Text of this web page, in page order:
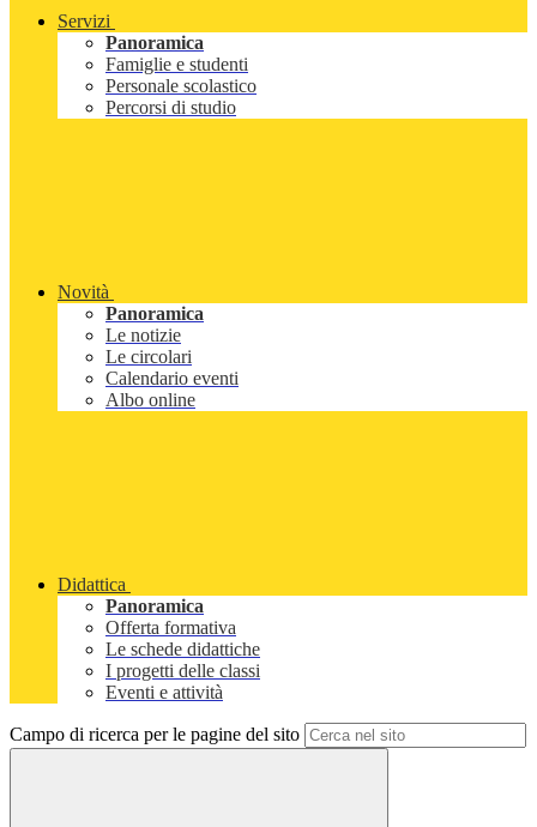
Servizi
Panoramica
Famiglie e studenti
Personale scolastico
Percorsi di studio
Novità
Panoramica
Le notizie
Le circolari
Calendario eventi
Albo online
Didattica
Panoramica
Offerta formativa
Le schede didattiche
I progetti delle classi
Eventi e attività
Campo di ricerca per le pagine del sito